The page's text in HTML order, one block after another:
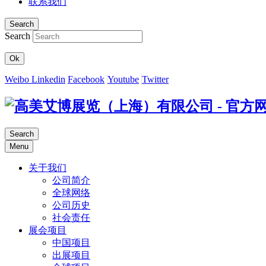
Search
Search
Ok
Weibo Linkedin Facebook Youtube Twitter
Search
Menu
关于我们
公司简介
全球网络
公司历史
社会责任
展会项目
中国项目
出展项目